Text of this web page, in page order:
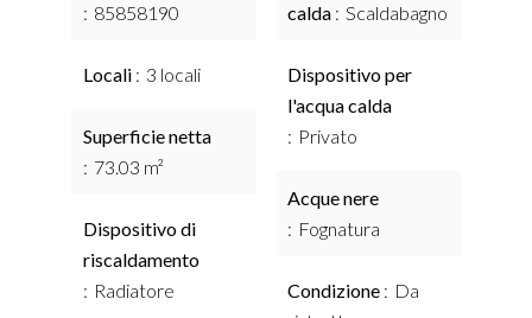
85858190
Locali 3 locali
Superficie netta
73.03 m²
Dispositivo di
riscaldamento
Radiatore
calda
Scaldabagno
Dispositivo per
l'acqua calda
Privato
Acque nere
Fognatura
Condizione
Da